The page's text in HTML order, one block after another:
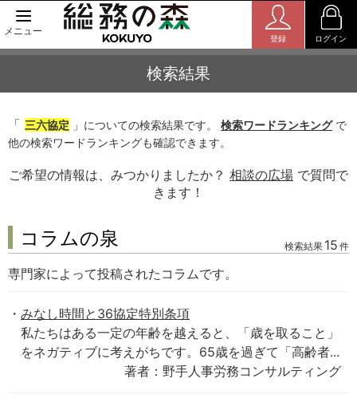
メニュー
登録 ログイン
検索結果
「 三六協定 」についての検索結果です。 検索ワードランキングで
他の検索ワードランキングも確認できます。
ご希望の情報は、みつかりましたか？ 相談の広場 で質問で
きます！
コラムの泉 検索結果 15 件
専門家によって投稿されたコラムです。
みなし時間と36協定特別条項
私たちはある一定の年齢を越えると、「歳を取ること」
をネガティブに考えがちです。65歳を過ぎて「高齢者...
著者：野手人事労務コンサルティング